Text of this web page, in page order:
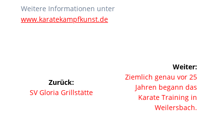
Weitere Informationen unter
www.karatekampfkunst.de
Zurück:
Vorheriger
SV Gloria Grillstätte
Weiter:
Nächster
Beitrag:
Ziemlich genau vor 25
Jahren begann das
Karate Training in
Weilersbach.